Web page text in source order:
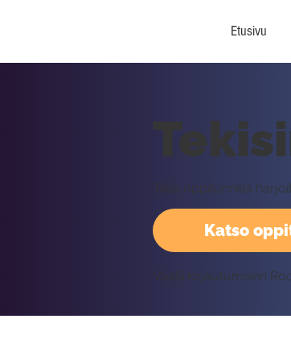
Etusivu
Katso
Tällä oppitunnilla
Vaatii kirjautumisen